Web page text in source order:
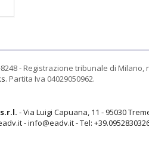
8248 - Registrazione tribunale di Milano,
. Partita Iva 04029050962.
s.r.l. - Via Luigi Capuana, 11 - 95030
- info@eadv.it - Tel: